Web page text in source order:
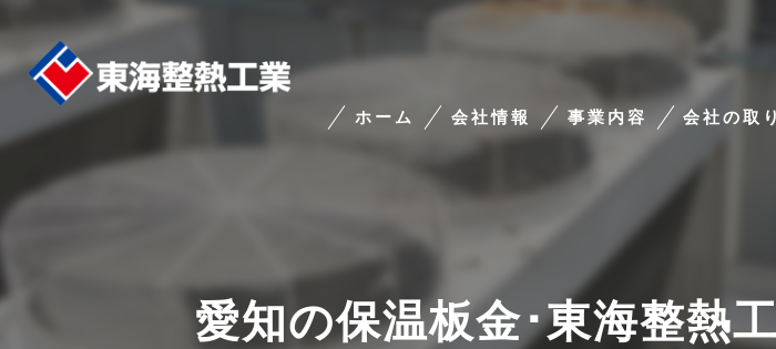
ホーム 会社情報 事業内容 会社の取
SDGsの取り
事業継続力
愛知の保温板金･東海整熱